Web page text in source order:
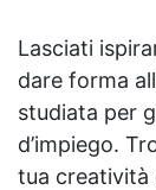
Lasciati
dare forma
studiata per
d’impiego.
tua creatività